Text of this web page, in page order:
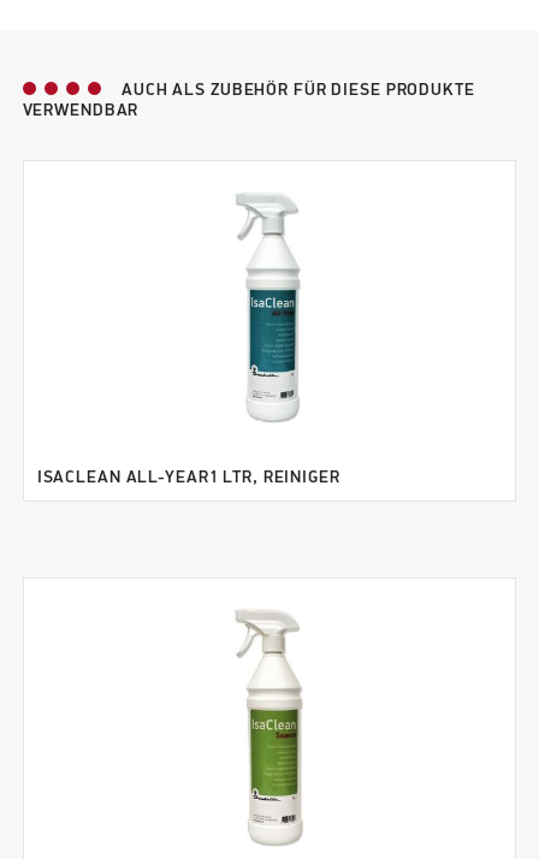
AUCH ALS ZUBEHÖR FÜR DIESE PRODUKTE
VERWENDBAR
ISACLEAN ALL-YEAR1 LTR, REINIGER